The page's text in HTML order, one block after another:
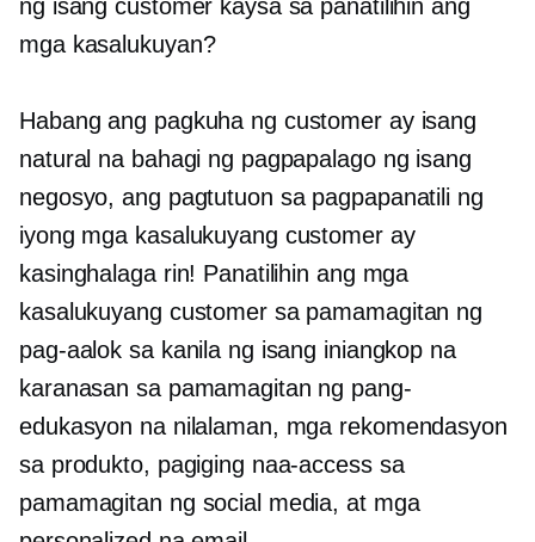
ng isang customer kaysa sa panatilihin ang
mga kasalukuyan?
Habang ang pagkuha ng customer ay isang
natural na bahagi ng pagpapalago ng isang
negosyo, ang pagtutuon sa pagpapanatili ng
iyong mga kasalukuyang customer ay
kasinghalaga rin! Panatilihin ang mga
kasalukuyang customer sa pamamagitan ng
pag-aalok sa kanila ng isang iniangkop na
karanasan sa pamamagitan ng pang-
edukasyon na nilalaman, mga rekomendasyon
sa produkto, pagiging naa-access sa
pamamagitan ng social media, at mga